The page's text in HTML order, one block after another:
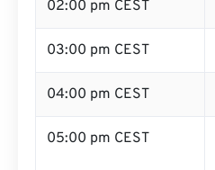
02:00 pm CEST
03:00 pm CEST
04:00 pm CEST
05:00 pm CEST